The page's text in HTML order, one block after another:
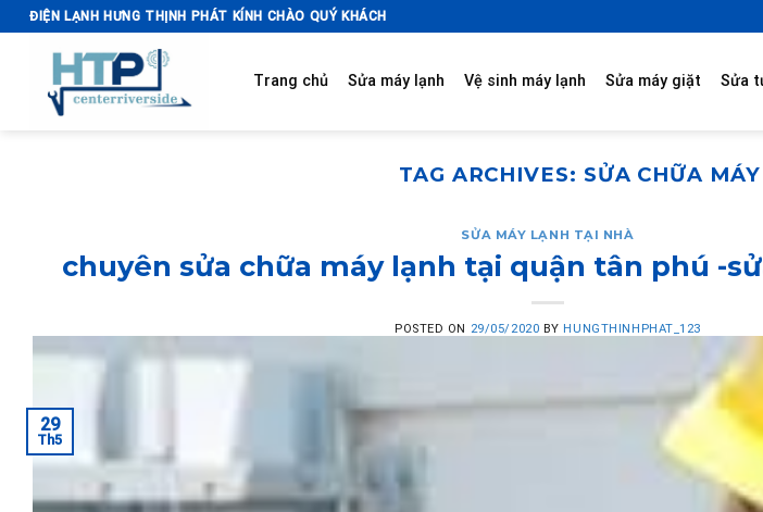
Skip
to
ĐIỆN LẠNH HƯNG THỊNH PHÁT KÍNH CHÀO QUÝ KHÁCH
Trang chủ Sửa máy lạnh Vệ sinh máy lạnh Sửa máy giặt Sửa
TAG ARCHIVES: SỬA CHỮA
SỬA MÁY LẠNH TẠI NHÀ
chuyên sửa chữa máy lạnh tại quận tân phú -
POSTED ON 29/05/2020 BY HUNGTHINHPHAT_123
29
Th5